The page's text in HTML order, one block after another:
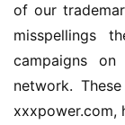
of our
misspellings
campaigns
network.
xxxpower.com,